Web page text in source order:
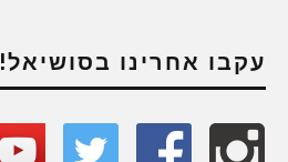
עקבו אחרינו בסושיאל!